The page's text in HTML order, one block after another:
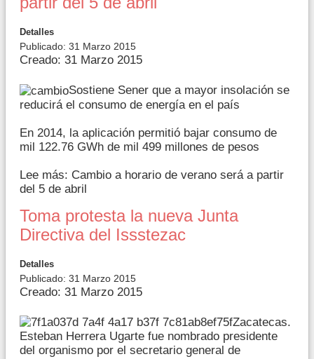
Detalles
Publicado: 31 Marzo 2015
Creado: 31 Marzo 2015
Sostiene Sener que a mayor insolación se
reducirá el consumo de energía en el país
En 2014, la aplicación permitió bajar consumo de
mil 122.76 GWh de mil 499 millones de pesos
Lee más: Cambio a horario de verano será a partir
del 5 de abril
Toma protesta la nueva Junta
Directiva del Issstezac
Detalles
Publicado: 31 Marzo 2015
Creado: 31 Marzo 2015
Zacatecas.
Esteban Herrera Ugarte fue nombrado presidente
del organismo por el secretario general de